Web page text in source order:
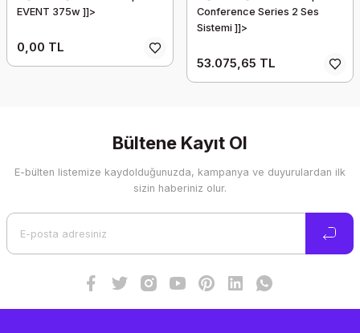
EVENT 375w ]]>
0,00 TL
Conference Series 2 Ses
Sistemi ]]>
53.075,65 TL
Bültene Kayıt Ol
E-bülten listemize kaydolduğunuzda, kampanya ve duyurulardan ilk
sizin haberiniz olur.